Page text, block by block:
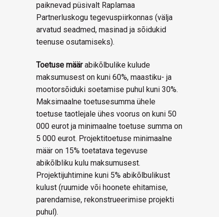
paiknevad püsivalt Raplamaa
Partnerluskogu tegevuspiirkonnas (välja
arvatud seadmed, masinad ja sõidukid
teenuse osutamiseks).
Toetuse määrabikõlbulike kulude
maksumusest on kuni 60%, maastiku- ja
mootorsõiduki soetamise puhul kuni 30%.
Maksimaalne toetusesumma ühele
toetuse taotlejale ühes voorus on kuni 50
000 eurot ja minimaalne toetuse summa on
5 000 eurot. Projektitoetuse minimaalne
määr on 15% toetatava tegevuse
abikõlbliku kulu maksumusest.
Projektijuhtimine kuni 5% abikõlbulikust
kulust (ruumide või hoonete ehitamise,
parendamise, rekonstrueerimise projekti
puhul).